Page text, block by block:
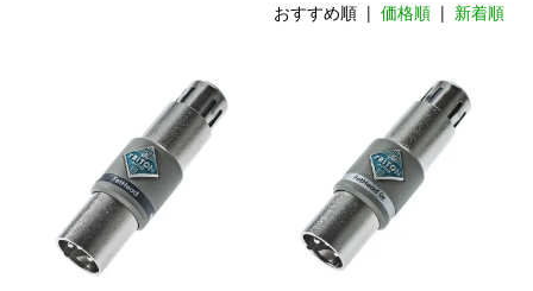
おすすめ順 | 価格順| 新着順